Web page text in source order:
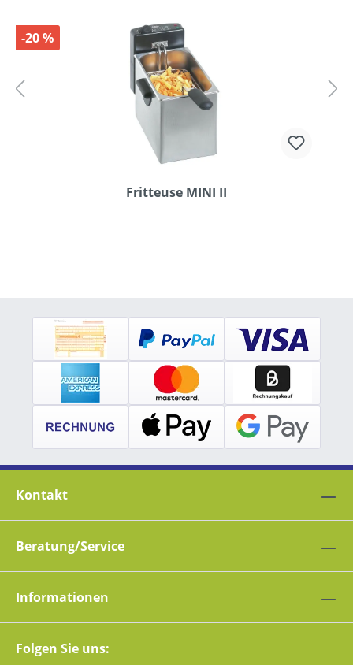
-20 %
Fritteuse MINI II
Kontakt
Beratung/Service
Informationen
Folgen Sie uns: